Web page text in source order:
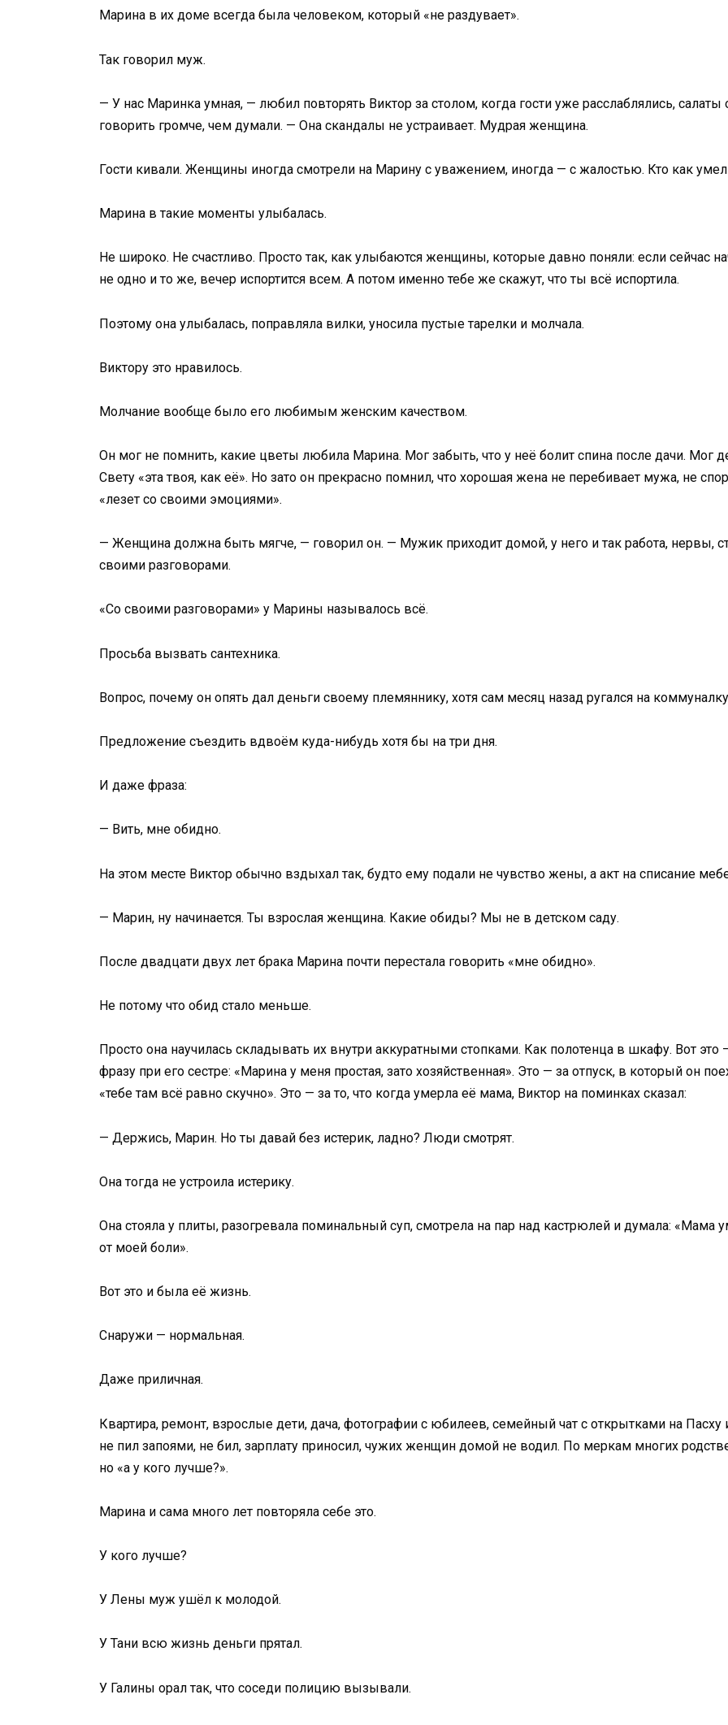
Марина в их доме всегда была человеком, который «не раздувает».
Так говорил муж.
— У нас Маринка умная, — любил повторять Виктор за столом, когда гости уже расслаблялись,
говорить громче, чем думали. — Она скандалы не устраивает. Мудрая женщина.
Гости кивали. Женщины иногда смотрели на Марину с уважением, иногда — с жалостью. Кто как
Марина в такие моменты улыбалась.
Не широко. Не счастливо. Просто так, как улыбаются женщины, которые давно поняли: если сейчас
не одно и то же, вечер испортится всем. А потом именно тебе же скажут, что ты всё испортила.
Поэтому она улыбалась, поправляла вилки, уносила пустые тарелки и молчала.
Виктору это нравилось.
Молчание вообще было его любимым женским качеством.
Он мог не помнить, какие цветы любила Марина. Мог забыть, что у неё болит спина после дачи. Мог
Свету «эта твоя, как её». Но зато он прекрасно помнил, что хорошая жена не перебивает мужа, не
«лезет со своими эмоциями».
— Женщина должна быть мягче, — говорил он. — Мужик приходит домой, у него и так работа, нервы,
своими разговорами.
«Со своими разговорами» у Марины называлось всё.
Просьба вызвать сантехника.
Вопрос, почему он опять дал деньги своему племяннику, хотя сам месяц назад ругался на
Предложение съездить вдвоём куда-нибудь хотя бы на три дня.
И даже фраза:
— Вить, мне обидно.
На этом месте Виктор обычно вздыхал так, будто ему подали не чувство жены, а акт на списание
— Марин, ну начинается. Ты взрослая женщина. Какие обиды? Мы не в детском саду.
После двадцати двух лет брака Марина почти перестала говорить «мне обидно».
Не потому что обид стало меньше.
Просто она научилась складывать их внутри аккуратными стопками. Как полотенца в шкафу. Вот
фразу при его сестре: «Марина у меня простая, зато хозяйственная». Это — за отпуск, в который он
«тебе там всё равно скучно». Это — за то, что когда умерла её мама, Виктор на поминках сказал:
— Держись, Марин. Но ты давай без истерик, ладно? Люди смотрят.
Она тогда не устроила истерику.
Она стояла у плиты, разогревала поминальный суп, смотрела на пар над кастрюлей и думала: «Мама
от моей боли».
Вот это и была её жизнь.
Снаружи — нормальная.
Даже приличная.
Квартира, ремонт, взрослые дети, дача, фотографии с юбилеев, семейный чат с открытками на
не пил запоями, не бил, зарплату приносил, чужих женщин домой не водил. По меркам многих
но «а у кого лучше?».
Марина и сама много лет повторяла себе это.
У кого лучше?
У Лены муж ушёл к молодой.
У Тани всю жизнь деньги прятал.
У Галины орал так, что соседи полицию вызывали.